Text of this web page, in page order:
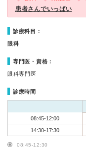
患者さんでいっぱい
診療科目：
眼科
専門医・資格：
眼科専門医
診療時間
08:45-12:00
14:30-17:30
08:45-12:30